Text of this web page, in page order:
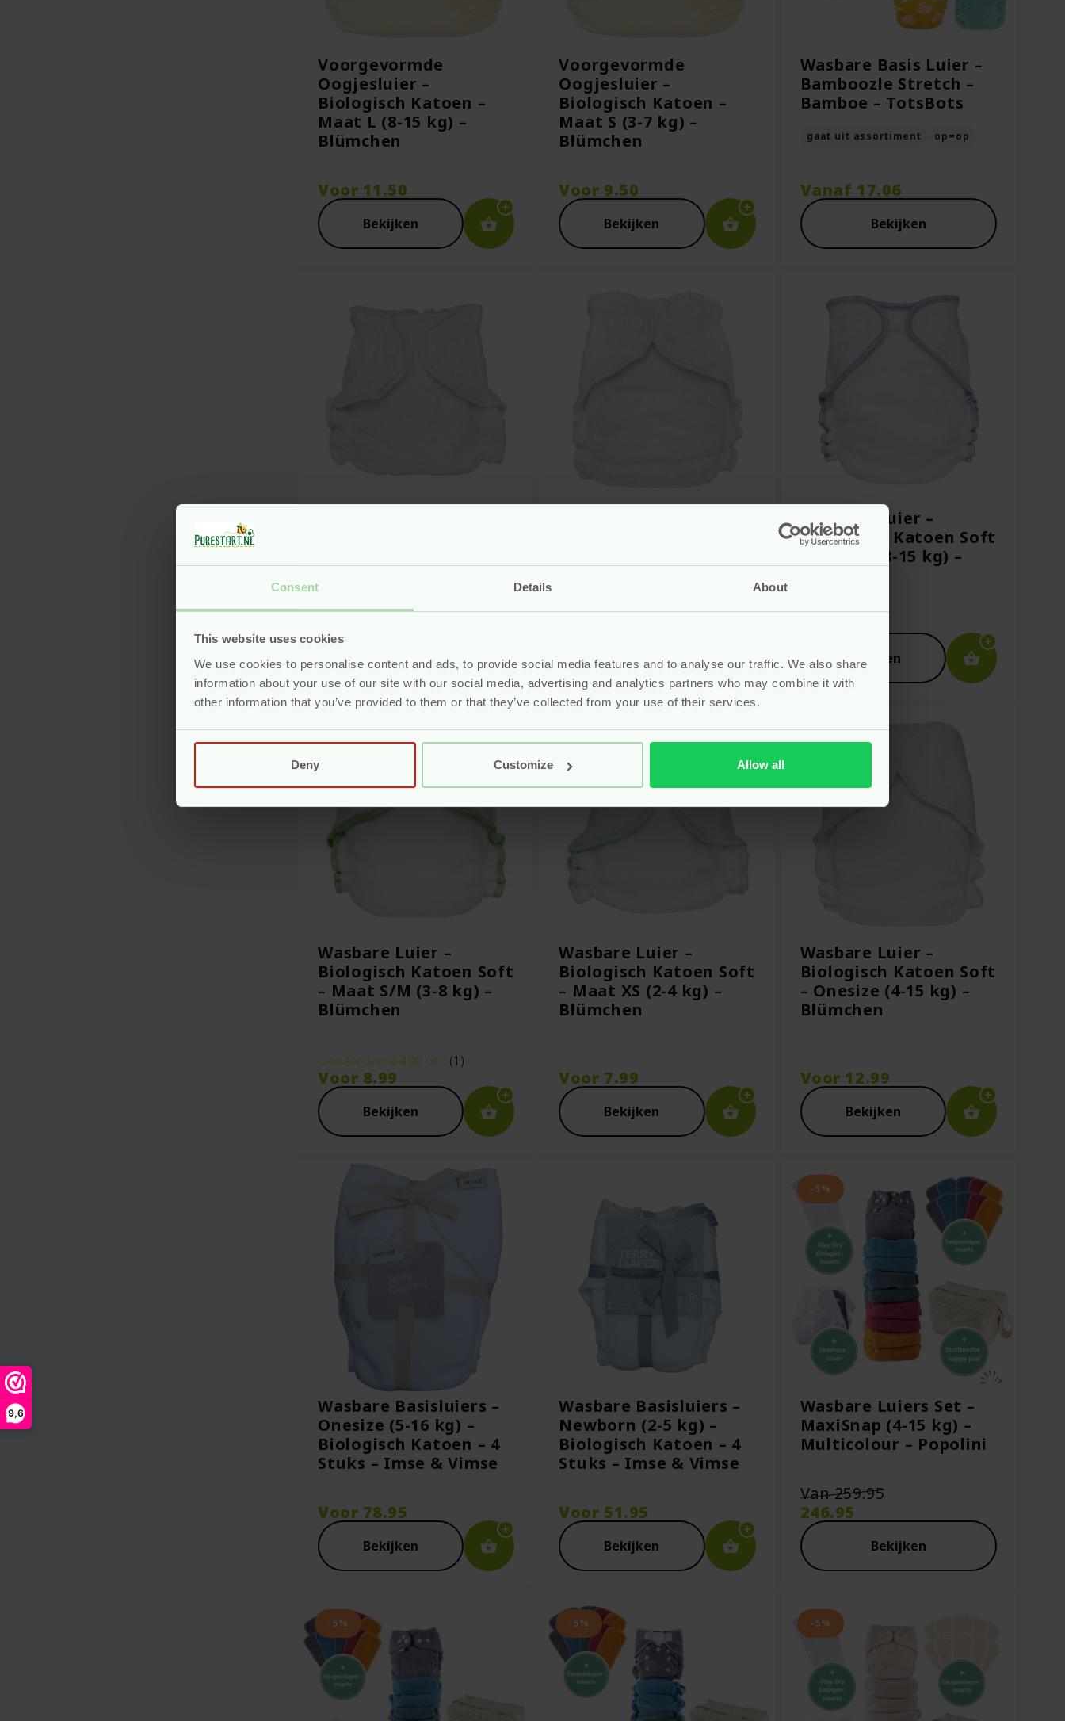
Consent Details About
This website uses cookies
We use cookies to personalise content and ads, to provide social media features and to analyse our traffic. We also share
information about your use of our site with our social media, advertising and analytics partners who may combine it with
other information that you’ve provided to them or that they’ve collected from your use of their services.
Deny Customize Allow all
9,6
Voorgevormde
Oogjesluier –
Biologisch Katoen –
Maat L (8-15 kg) –
Blümchen
Voor 11.50
Bekijken
Voorgevormde
Oogjesluier –
Biologisch Katoen –
Maat S (3-7 kg) –
Blümchen
Voor 9.50
Bekijken
Wasbare Basis Luier –
Bamboozle Stretch –
Bamboe – TotsBots
gaat uit assortiment op=op
Vanaf 17.06
Bekijken
Bekijken Bekijken
Wasbare Luier –
Biologisch Katoen Soft
– Maat L (8-15 kg) –
Bekijken
Wasbare Luier –
Biologisch Katoen Soft
– Maat S/M (3-8 kg) –
Blümchen
Gewaardeerd 4.00 uit 5(1)
Voor 8.99
Bekijken
Wasbare Luier –
Biologisch Katoen Soft
– Maat XS (2-4 kg) –
Blümchen
Voor 7.99
Bekijken
Wasbare Luier –
Biologisch Katoen Soft
– Onesize (4-15 kg) –
Blümchen
Voor 12.99
Bekijken
Wasbare Basisluiers –
Onesize (5-16 kg) –
Biologisch Katoen – 4
Stuks – Imse & Vimse
Voor 78.95
Bekijken
Wasbare Basisluiers –
Newborn (2-5 kg) –
Biologisch Katoen – 4
Stuks – Imse & Vimse
Voor 51.95
Bekijken
-5%
Wasbare Luiers Set –
MaxiSnap (4-15 kg) –
Multicolour – Popolini
Van259.95Oorspronkelijke
was:
€259.95.
246.95
Huidige
prijs
is:
€246.95.
Bekijken
-5% -5% -5%